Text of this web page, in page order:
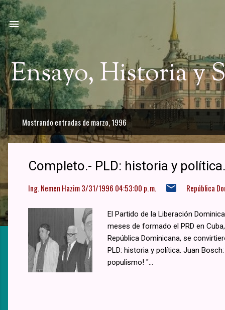
Ensayo, Historia y
n
Mostrando entradas de marzo, 1996
Completo.- PLD: historia y
Ing. Nemen Hazim3/31/1996 04:53:00 p. m. República
El Partido de la Liberación
meses de formado el PRD en
República Dominicana, se
PLD: historia y política. Juan
populismo! "...